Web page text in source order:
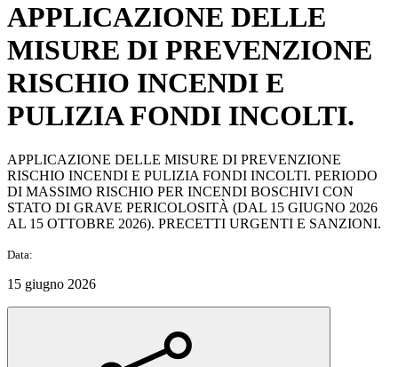
APPLICAZIONE DELLE
MISURE DI PREVENZIONE
RISCHIO INCENDI E
PULIZIA FONDI INCOLTI.
APPLICAZIONE DELLE MISURE DI PREVENZIONE
RISCHIO INCENDI E PULIZIA FONDI INCOLTI. PERIODO
DI MASSIMO RISCHIO PER INCENDI BOSCHIVI CON
STATO DI GRAVE PERICOLOSITÀ (DAL 15 GIUGNO 2026
AL 15 OTTOBRE 2026). PRECETTI URGENTI E SANZIONI.
Data:
15 giugno 2026